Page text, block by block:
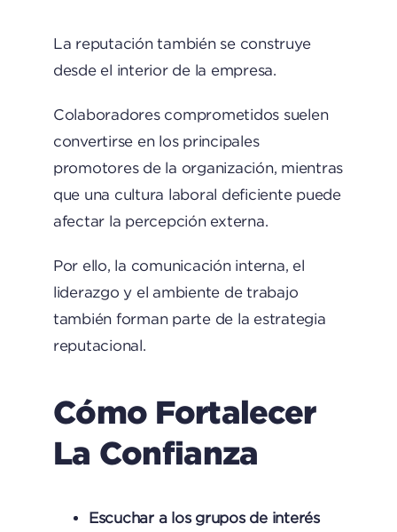
La reputación también se construye
desde el interior de la empresa.
Colaboradores comprometidos suelen
convertirse en los principales
promotores de la organización, mientras
que una cultura laboral deficiente puede
afectar la percepción externa.
Por ello, la comunicación interna, el
liderazgo y el ambiente de trabajo
también forman parte de la estrategia
reputacional.
Cómo Fortalecer
La Confianza
Escuchar a los grupos de interés